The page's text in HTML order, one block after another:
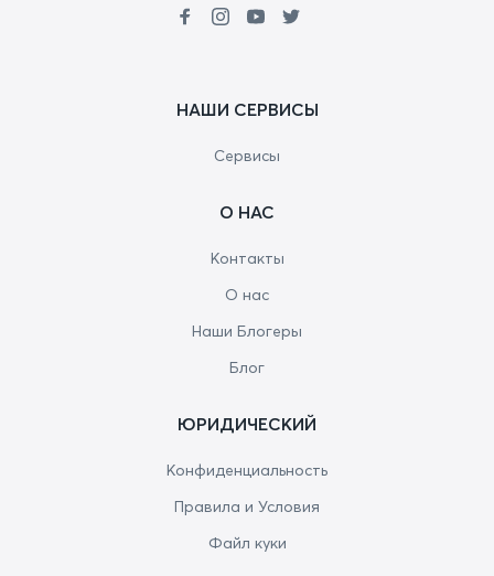
НАШИ СЕРВИСЫ
Сервисы
О НАС
Контакты
О нас
Наши Блогеры
Блог
ЮРИДИЧЕСКИЙ
Конфиденциальность
Правила и Условия
Файл куки